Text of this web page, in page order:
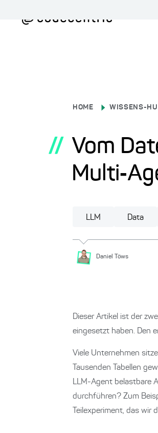
HOME WISSENS-
// Vom
LLM Data
Daniel Töws
Dieser Artikel ist der
eingesetzt haben. Den
Viele Unternehmen
Tausenden Tabellen
LLM-Agent belastbare
durchführen? Zum
Teilexperiment, das